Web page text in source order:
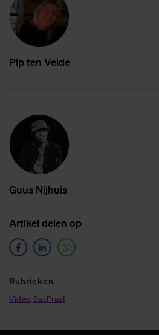
Pip ten Vel­de
Guus Nij­huis
Ar­ti­kel de­len op
Ru­brie­ken
Video, SaxPraat